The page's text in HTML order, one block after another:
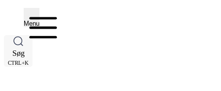
Menu
Søg
CTRL+K